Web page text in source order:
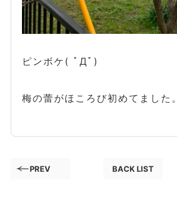
ピンボケ( ﾟДﾟ)
梅の蕾がほころび初めてました。
PREV BACK LIST